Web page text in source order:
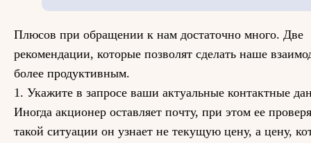
Плюсов при обращении к нам достаточно много. Две
рекомендации, которые позволят сделать наше
более продуктивным.
1. Укажите в запросе ваши актуальные контактные
Иногда акционер оставляет почту, при этом ее
такой ситуации он узнает не текущую цену, а цену,